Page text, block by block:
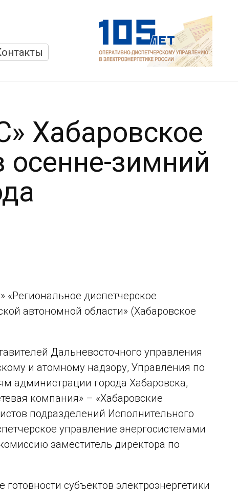
Хабаровское
осенне-зимний
диспетчерское
автономной области» (Хабаровское
Дальневосточного управления
и атомному надзору, Управления по
администрации города Хабаровска,
компания» – «Хабаровские
подразделений Исполнительного
управление энергосистемами
заместитель директора по
субъектов электроэнергетики